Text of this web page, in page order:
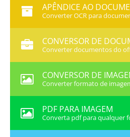
APÊNDICE AO
Converter OCR para
CONVERSOR DE
Converter documentos do
CONVERSOR DE
Converter formato de
PDF PARA IMAGEM
Converta pdf para qualquer